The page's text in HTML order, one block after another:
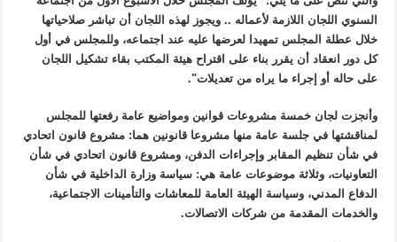
السنوي اللجان اللازمة لأعماله .. ويجوز لهذه اللجان أن تباشر صلاحياتها
خلال عطلة المجلس تمهيدا لعرضها عليه عند اجتماعه، وللمجلس في أول
كل دور انعقاد أن يقرر بناء على اقتراح هيئة المكتب بقاء تشكيل اللجان
على حاله أو إجراء ما يراه من تعديلات".
وأنجزت لجان خمسة مشروعات قوانين ومواضيع عامة رفعتها للمجلس
لمناقشتها في جلسة عامة منها مشروعا قانونين هما: مشروع قانون اتحادي
في شأن تنظيم المقابر وإجراءات الدفن، ومشروع قانون اتحادي في شأن
التعاونيات، وثلاثة موضوعات عامة هي: سياسة وزارة الداخلية في شأن
الدفاع المدني، وسياسة الهيئة العامة للمعاشات والتأمينات الاجتماعية،
والخدمات المقدمة من شركات الاتصالات.